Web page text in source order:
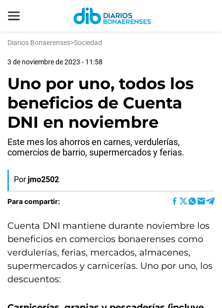
Diarios Bonaerenses>Sociedad
3 de noviembre de 2023 - 11:58
Uno por uno, todos los
beneficios de Cuenta
DNI en noviembre
Este mes los ahorros en carnes, verdulerías,
comercios de barrio, supermercados y ferias.
Por jmo2502
Para compartir:
Cuenta DNI mantiene durante noviembre los
beneficios en comercios bonaerenses como
verdulerías, ferias, mercados, almacenes,
supermercados y carnicerías. Uno por uno, los
descuentos: